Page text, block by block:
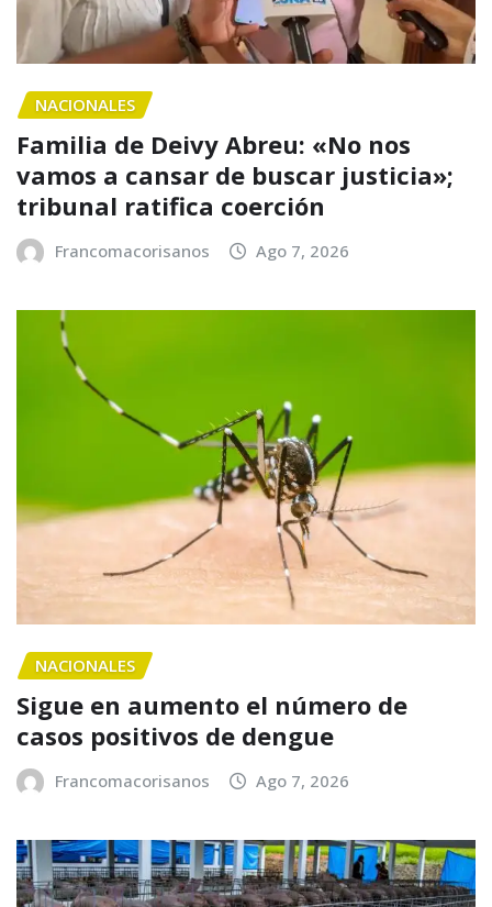
NACIONALES
Familia de Deivy Abreu: «No nos
vamos a cansar de buscar justicia»;
tribunal ratifica coerción
Francomacorisanos Ago 7, 2026
NACIONALES
Sigue en aumento el número de
casos positivos de dengue
Francomacorisanos Ago 7, 2026